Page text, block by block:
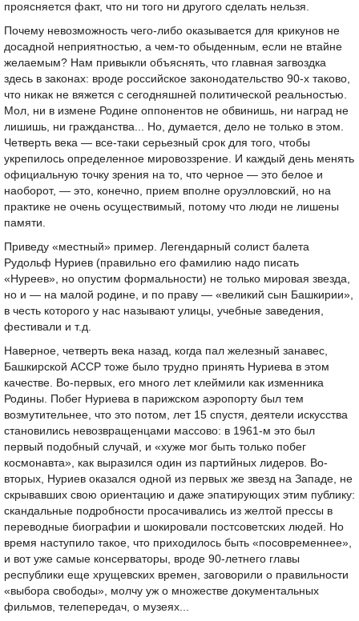
проясняется факт, что ни того ни другого сделать нельзя.
Почему невозможность чего-либо оказывается для крикунов не
досадной неприятностью, а чем-то обыденным, если не втайне
желаемым? Нам привыкли объяснять, что главная загвоздка
здесь в законах: вроде российское законодательство 90-х таково,
что никак не вяжется с сегодняшней политической реальностью.
Мол, ни в измене Родине оппонентов не обвинишь, ни наград не
лишишь, ни гражданства... Но, думается, дело не только в этом.
Четверть века — все-таки серьезный срок для того, чтобы
укрепилось определенное мировоззрение. И каждый день менять
официальную точку зрения на то, что черное — это белое и
наоборот, — это, конечно, прием вполне оруэлловский, но на
практике не очень осуществимый, потому что люди не лишены
памяти.
Приведу «местный» пример. Легендарный солист балета
Рудольф Нуриев (правильно его фамилию надо писать
«Нуреев», но опустим формальности) не только мировая звезда,
но и — на малой родине, и по праву — «великий сын Башкирии»,
в честь которого у нас называют улицы, учебные заведения,
фестивали и т.д.
Наверное, четверть века назад, когда пал железный занавес,
Башкирской АССР тоже было трудно принять Нуриева в этом
качестве. Во-первых, его много лет клеймили как изменника
Родины. Побег Нуриева в парижском аэропорту был тем
возмутительнее, что это потом, лет 15 спустя, деятели искусства
становились невозвращенцами массово: в 1961-м это был
первый подобный случай, и «хуже мог быть только побег
космонавта», как выразился один из партийных лидеров. Во-
вторых, Нуриев оказался одной из первых же звезд на Западе, не
скрывавших свою ориентацию и даже эпатирующих этим публику:
скандальные подробности просачивались из желтой прессы в
переводные биографии и шокировали постсоветских людей. Но
время наступило такое, что приходилось быть «посовременнее»,
и вот уже самые консерваторы, вроде 90-летнего главы
республики еще хрущевских времен, заговорили о правильности
«выбора свободы», молчу уж о множестве документальных
фильмов, телепередач, о музеях...